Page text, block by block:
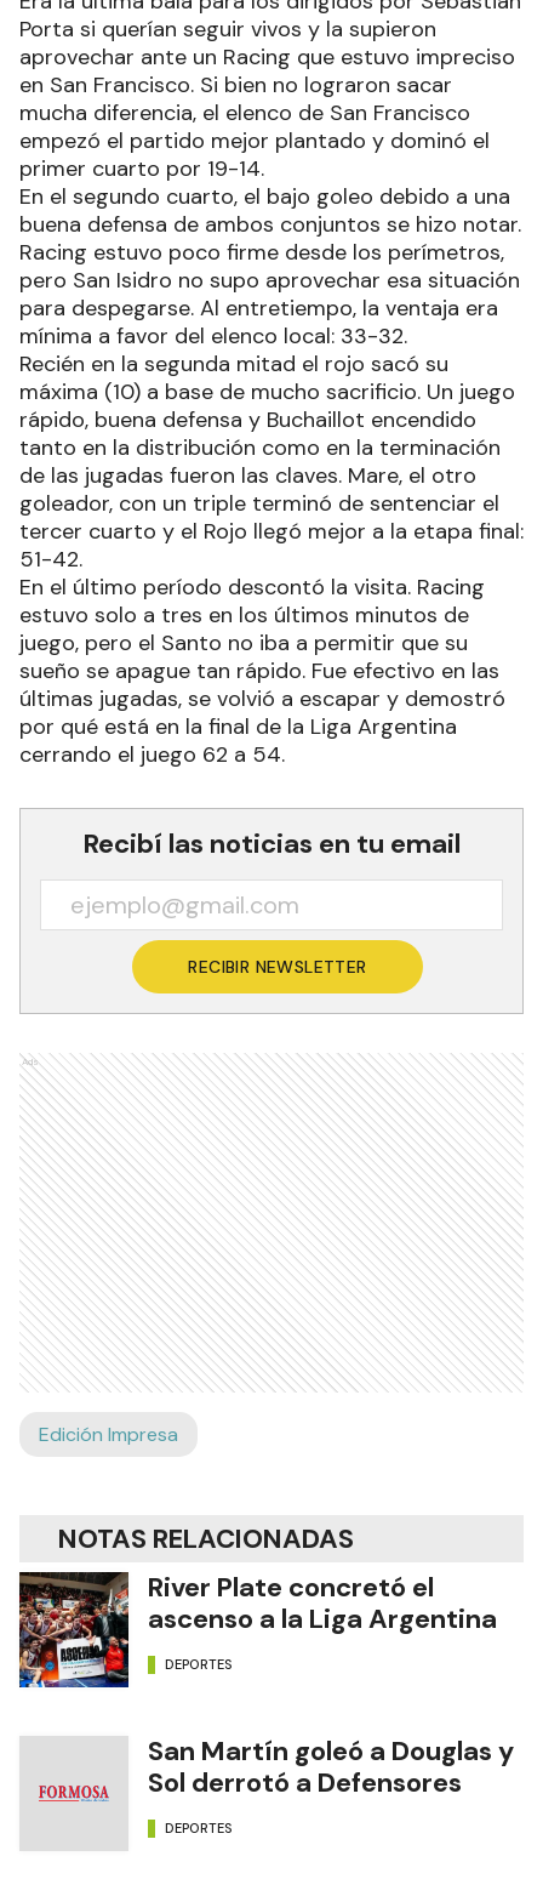
Porta si querían seguir vivos y la supieron
aprovechar ante un Racing que estuvo impreciso
en San Francisco. Si bien no lograron sacar
mucha diferencia, el elenco de San Francisco
empezó el partido mejor plantado y dominó el
primer cuarto por 19-14.
En el segundo cuarto, el bajo goleo debido a una
buena defensa de ambos conjuntos se hizo notar.
Racing estuvo poco firme desde los perímetros,
pero San Isidro no supo aprovechar esa situación
para despegarse. Al entretiempo, la ventaja era
mínima a favor del elenco local: 33-32.
Recién en la segunda mitad el rojo sacó su
máxima (10) a base de mucho sacrificio. Un juego
rápido, buena defensa y Buchaillot encendido
tanto en la distribución como en la terminación
de las jugadas fueron las claves. Mare, el otro
goleador, con un triple terminó de sentenciar el
tercer cuarto y el Rojo llegó mejor a la etapa final:
51-42.
En el último período descontó la visita. Racing
estuvo solo a tres en los últimos minutos de
juego, pero el Santo no iba a permitir que su
sueño se apague tan rápido. Fue efectivo en las
últimas jugadas, se volvió a escapar y demostró
por qué está en la final de la Liga Argentina
cerrando el juego 62 a 54.
Recibí las noticias en tu email
RECIBIR NEWSLETTER
Ads
Edición Impresa
NOTAS RELACIONADAS
River Plate concretó el
ascenso a la Liga Argentina
DEPORTES
San Martín goleó a Douglas y
Sol derrotó a Defensores
DEPORTES